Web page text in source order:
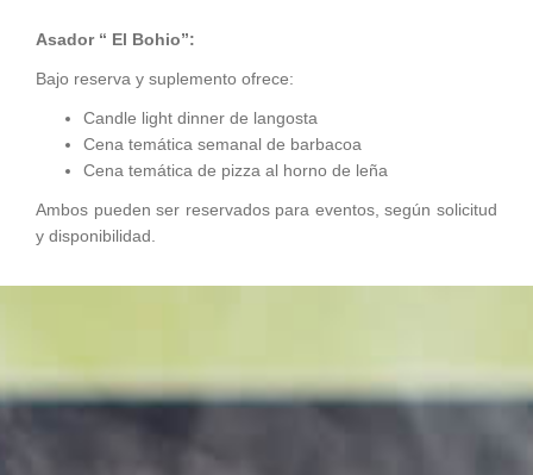
Asador “ El Bohio”:
Bajo reserva y suplemento ofrece:
Candle light dinner de langosta
Cena temática semanal de barbacoa
Cena temática de pizza al horno de leña
Ambos pueden ser reservados para eventos, según solicitud
y disponibilidad.